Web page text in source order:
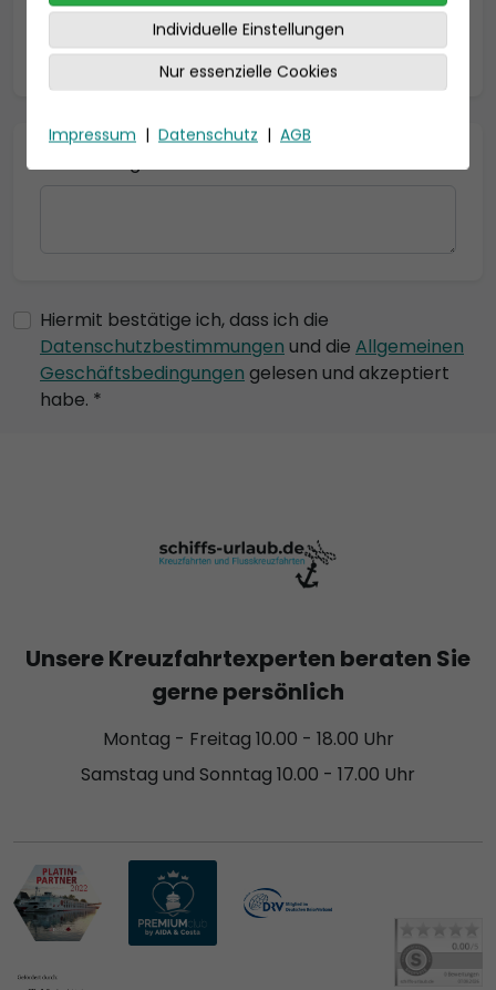
* = Pflichtfelder
Hiermit bestätige ich, dass ich die
Datenschutzbestimmungen und die Allgemeinen
Geschäftsbedingungen gelesen und akzeptiert
habe. *
Individuelle Einstellungen
Nur essenzielle Cookies
Impressum | Datenschutz | AGB
Unsere Kreuzfahrtexperten beraten Sie
gerne persönlich
Montag - Freitag 10.00 - 18.00 Uhr
Samstag und Sonntag 10.00 - 17.00 Uhr